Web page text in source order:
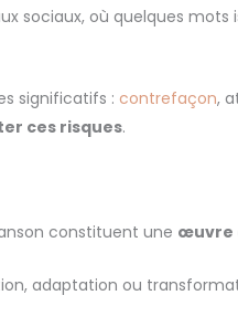
sociaux, où quelques mots
significatifs : contrefaçon,
ces risques.
constituent une œuvre
adaptation ou